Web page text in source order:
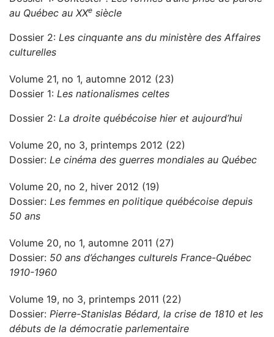
au Québec au XXe siècle
Dossier 2: Les cinquante ans du ministère des Affaires
culturelles
Volume 21, no 1, automne 2012 (23)
Dossier 1: Les nationalismes celtes
Dossier 2: La droite québécoise hier et aujourd’hui
Volume 20, no 3, printemps 2012 (22)
Dossier: Le cinéma des guerres mondiales au Québec
Volume 20, no 2, hiver 2012 (19)
Dossier: Les femmes en politique québécoise depuis
50 ans
Volume 20, no 1, automne 2011 (27)
Dossier: 50 ans d’échanges culturels France-Québec
1910-1960
Volume 19, no 3, printemps 2011 (22)
Dossier: Pierre-Stanislas Bédard, la crise de 1810 et les
débuts de la démocratie parlementaire